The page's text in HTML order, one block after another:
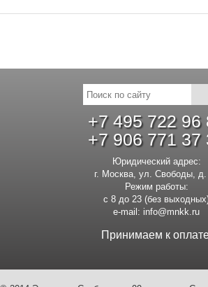
+7 495 722 96
+7 906 771 37
Юридический адрес:
г. Москва, ул. Свободы, д.
Режим работы:
с 8 до 23 (без
e-mail: info@mnkk.ru
Принимаем к